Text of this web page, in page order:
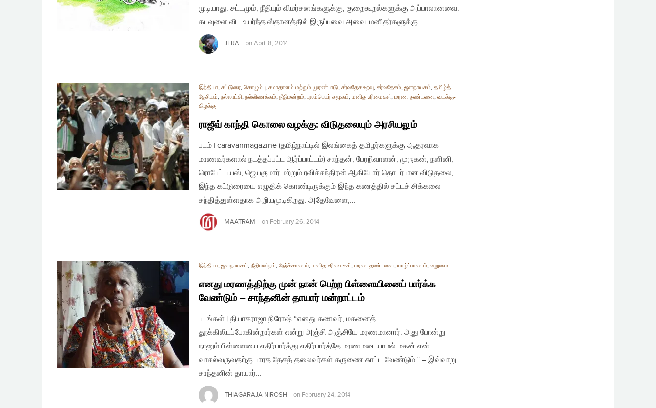
முடியாது. சட்டமும், நீதியும் விமர்சனங்களுக்கு, குறைகூறல்களுக்கு அப்பாலானவை.
கடவுளை விட உயர்ந்த ஸ்தானத்தில் இருப்பவை அவை. மனிதர்களுக்கு…
JERA on April 8, 2014
இந்தியா, கட்டுரை, கொழும்பு, சமாதானம் மற்றும் முரண்பாடு, சர்வதேச உறவு, சர்வதேசம், ஜனநாயகம், தமிழ்த்
தேசியம், நல்லாட்சி, நல்லிணக்கம், நீதிமன்றம், புலம்பெயர் சமூகம், மனித உரிமைகள், மரண தண்டனை, வடக்கு-
கிழக்கு
ராஜீவ் காந்தி கொலை வழக்கு: விடுதலையும் அரசியலும்
படம் | caravanmagazine (தமிழ்நாட்டில் இலங்கைத் தமிழர்களுக்கு ஆதரவாக
மாணவர்களால் நடத்தப்பட்ட ஆர்ப்பாட்டம்) சாந்தன், பேரறிவாளன், முருகன், நளினி,
ரொபேட் பயஸ், ஜெயகுமார் மற்றும் ரவிச்சந்திரன் ஆகியோர் தொடர்பான விடுதலை,
இந்த கட்டுரையை எழுதிக் கொண்டிருக்கும் இந்த கணத்தில் சட்டச் சிக்கலை
சந்தித்துள்ளதாக அறியமுடிகிறது. அதேவேளை,…
MAATRAM on February 26, 2014
இந்தியா, ஜனநாயகம், நீதிமன்றம், நேர்க்காணல், மனித உரிமைகள், மரண தண்டனை, யாழ்ப்பாணம், வறுமை
எனது மரணத்திற்கு முன் நான் பெற்ற பிள்ளையினைப் பார்க்க
வேண்டும் – சாந்தனின் தாயார் மன்றாட்டம்
படங்கள் | தியாகராஜா நிரோஷ் “எனது கணவர், மகனைத்
தூக்கிலிடப்போகின்றார்கள் என்று அஞ்சி அஞ்சியே மரணமானார். அது போன்று
நானும் பிள்ளையை எதிர்பார்த்து எதிர்பார்த்தே மரணமடையாமல் மகன் என்
வாசல்வருவதற்கு பாரத தேசத் தலைவர்கள் கருணை காட்ட வேண்டும்.” – இவ்வாறு
சாந்தனின் தாயார்…
THIAGARAJA NIROSH on February 24, 2014